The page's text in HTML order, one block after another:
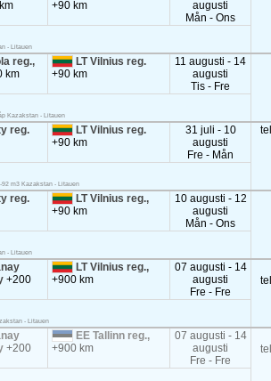
+90 km
augusti
Mån - Ons
- Litauen
reg.,
km
LT Vilnius reg.
+90 km
11 augusti - 14
augusti
Tis - Fre
Kazakstan - Litauen
reg.
LT Vilnius reg.
+90 km
31 juli - 10
augusti
Fre - Mån
92 m3 Kazakstan - Litauen
reg.
LT Vilnius reg.,
+90 km
10 augusti - 12
augusti
Mån - Ons
- Litauen
+200
LT Vilnius reg.,
+900 km
07 augusti - 14
augusti
Fre - Fre
- Litauen
+200
EE Tallinn reg.,
+900 km
07 augusti - 14
augusti
Fre - Fre